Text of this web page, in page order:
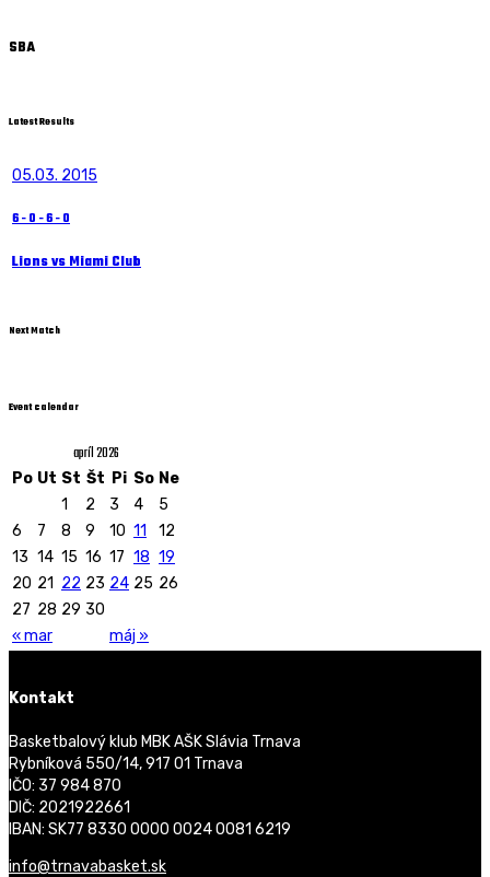
SBA
Latest Results
05.03. 2015
6-0-6-0
Lions vs Miami Club
Next Match
Event calendar
apríl 2026
Po Ut St Št Pi So Ne
« mar máj »
1 2 3 4
5
6
7 8 9 10 11
12
13 14 15 16 17 18 19
20 21 22 23 24 25 26
27 28 29 30
Kontakt
Basketbalový klub MBK AŠK Slávia Trnava
Rybníková 550/14, 917 01 Trnava
IČO: 37 984 870
DIČ: 2021922661
IBAN: SK77 8330 0000 0024 0081 6219
info@trnavabasket.sk